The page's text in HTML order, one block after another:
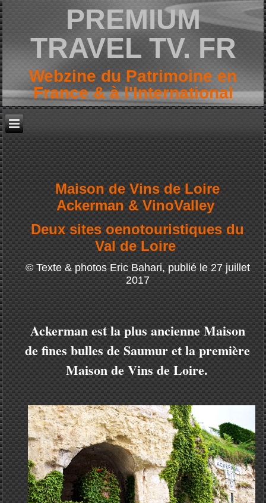
PREMIUM
TRAVEL TV. FR
Webzine du Patrimoine en
France & à l'International
Maison de Vins de Loire
Ackerman & VinoValley
Deux sites oenotouristiques du
Val de Loire
© Texte & photos Eric Bahari, publié le 27 juillet
2017
Ackerman est la plus ancienne Maison
de fines bulles de Saumur et la première
Maison de Vins de Loire.